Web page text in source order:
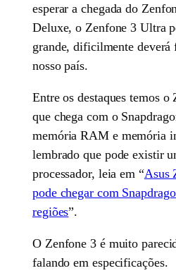
esperar a chegada do
Deluxe, o Zenfone 3 Ultra
grande, dificilmente
nosso país.
Entre os destaques temos
que chega com o
memória RAM e memória
lembrado que pode existir
processador, leia em “Asus
pode chegar com
regiões”.
O Zenfone 3 é muito
falando em especificações.